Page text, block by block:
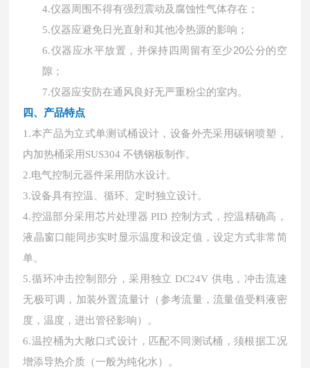
4.仪器周围不得有强烈震动及腐蚀性气体存在；
5.仪器应避免日光直射和其他冷热源的影响；
6.仪器应水平放置，并保持四周留有至少20公分的空
隙；
7.仪器应安防在通风良好无严重粉尘的室内。
四、产品特点
1.本产品为立式单测试桶设计，设备外壳采用碳钢喷塑，
内加热桶采用SUS304 不锈钢板制作。
2.电气控制元器件采用防水设计。
3.设备具有控温、循环、定时独立设计。
4.控温部分采用芯片处理器 PID 控制方式，控温精确高，
液晶窗口能同步实时显示温度和设定值，设定方式非常简
单。
5.循环冲击控制部分，采用独立 DC24V 供电，冲击流速
无极可调，加装外置流量计（参考流量，流量值受料液密
度，温度，进出管径影响）。
6.温控桶为大敞口式设计，匹配不同测试桶，须根据工况
增添导热介质（一般为纯化水）。